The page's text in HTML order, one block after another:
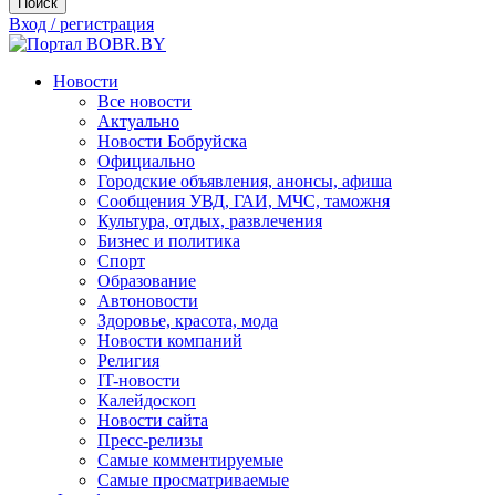
Вход / регистрация
Новости
Все новости
Актуально
Новости Бобруйска
Официально
Городские объявления, анонсы, афиша
Сообщения УВД, ГАИ, МЧС, таможня
Культура, отдых, развлечения
Бизнес и политика
Спорт
Образование
Автоновости
Здоровье, красота, мода
Новости компаний
Религия
IT-новости
Калейдоскоп
Новости сайта
Пресс-релизы
Самые комментируемые
Самые просматриваемые